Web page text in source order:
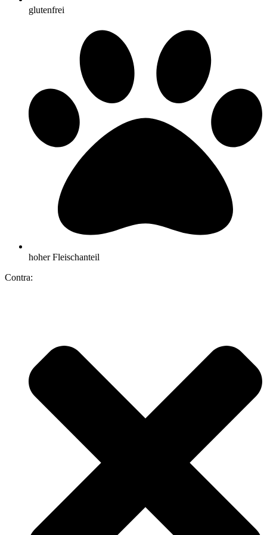
glutenfrei
hoher Fleischanteil
Contra: